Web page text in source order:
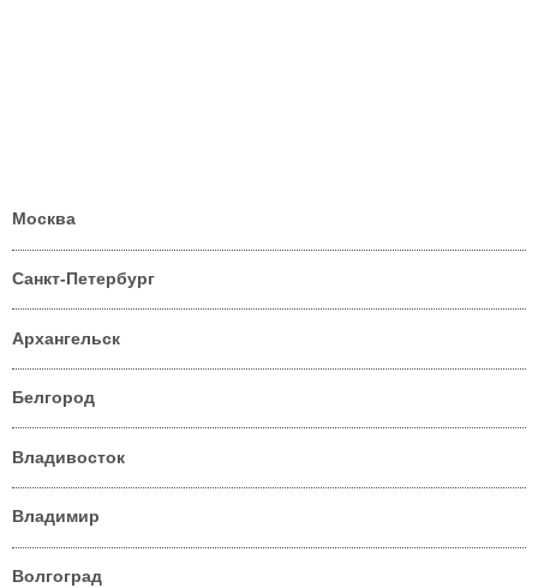
Москва
Санкт-Петербург
Архангельск
Белгород
Владивосток
Владимир
Волгоград